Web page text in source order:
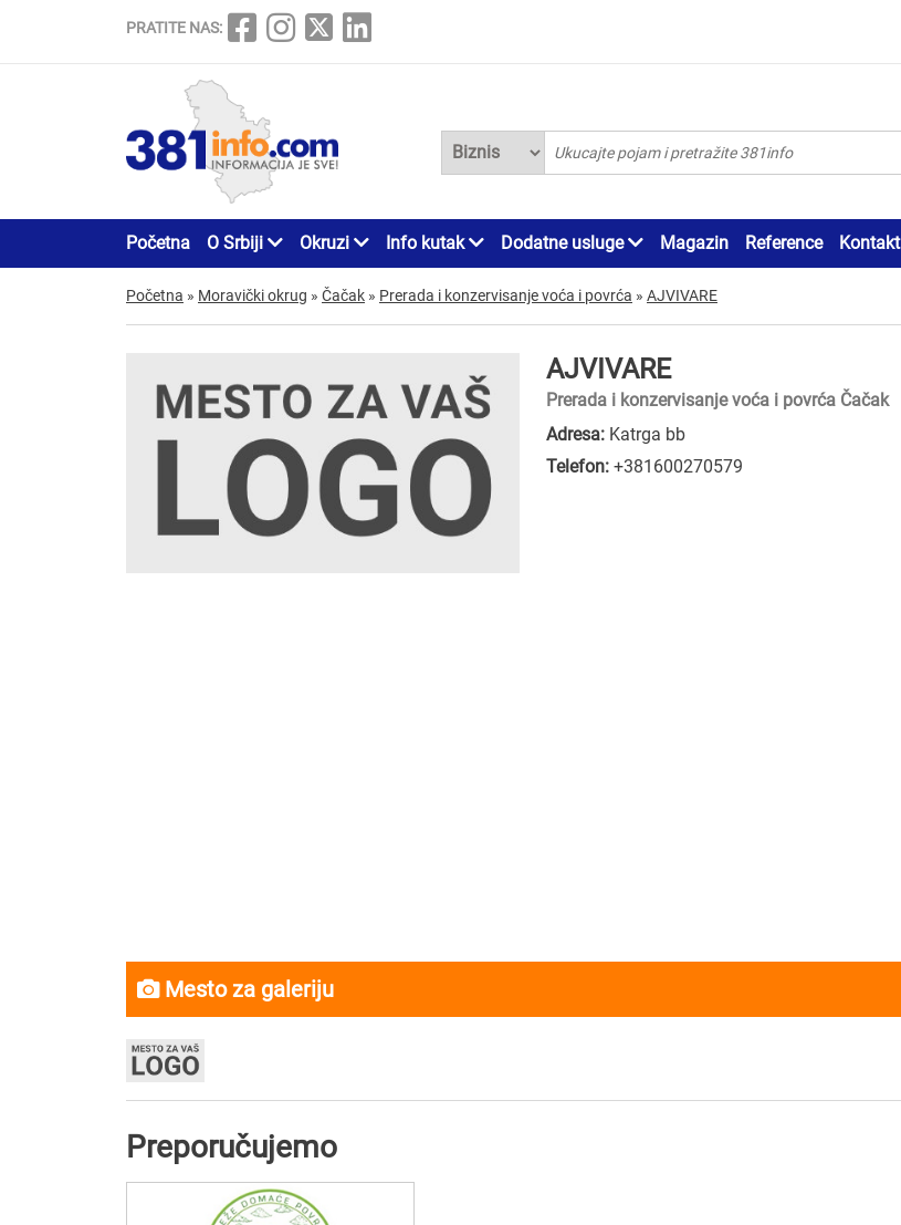
PRATITE NAS:
Početna O Srbiji Okruzi Info kutak Dodatne usluge Magazin Reference Kontakt
Početna » Moravički okrug » Čačak » Prerada i konzervisanje voća i povrća » AJVIVARE
AJVIVARE
Prerada i konzervisanje voća i povrća Čačak
Adresa: Katrga bb
Telefon: +381600270579
Mesto za galeriju
Preporučujemo